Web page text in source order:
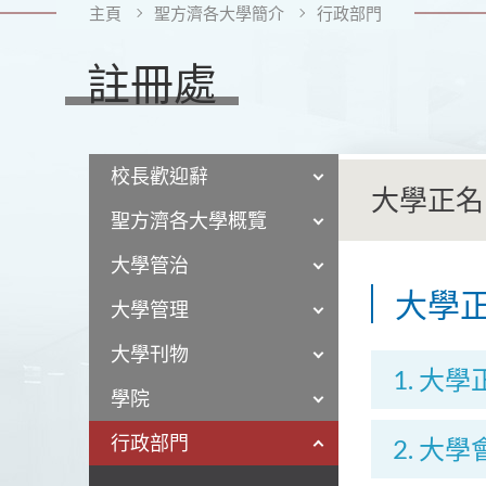
主頁 聖方濟各大學簡介 行政部門
註冊處
校長歡迎辭
聖方濟各大學概覽
大學管治
大學管理
大學刊物
學院
行政部門
大學正
大學
1. 大學
2. 大學